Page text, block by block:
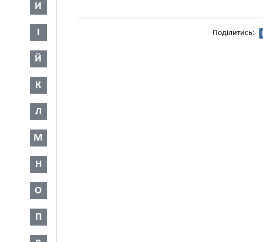
И
І
Й
К
Л
М
Н
О
П
Поділитись: